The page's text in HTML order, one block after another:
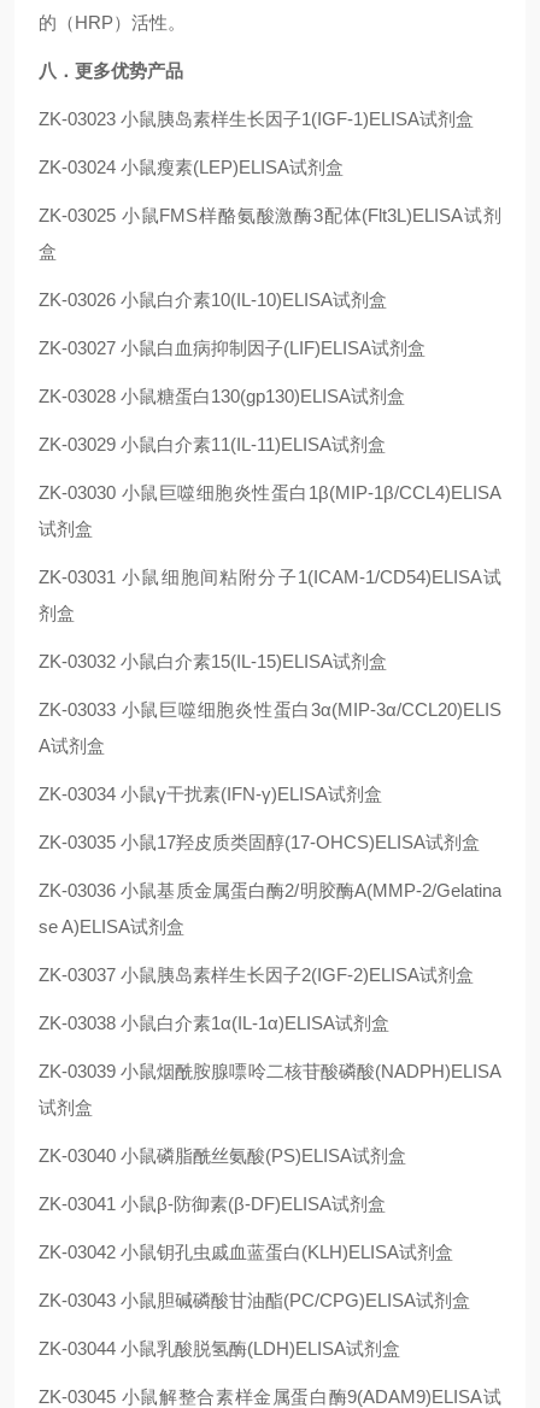
的（HRP）活性。
八．更多优势产品
ZK-03023 小鼠胰岛素样生长因子1(IGF-1)ELISA试剂盒
ZK-03024 小鼠瘦素(LEP)ELISA试剂盒
ZK-03025 小鼠FMS样酪氨酸激酶3配体(Flt3L)ELISA试剂
盒
ZK-03026 小鼠白介素10(IL-10)ELISA试剂盒
ZK-03027 小鼠白血病抑制因子(LIF)ELISA试剂盒
ZK-03028 小鼠糖蛋白130(gp130)ELISA试剂盒
ZK-03029 小鼠白介素11(IL-11)ELISA试剂盒
ZK-03030 小鼠巨噬细胞炎性蛋白1β(MIP-1β/CCL4)ELISA
试剂盒
ZK-03031 小鼠细胞间粘附分子1(ICAM-1/CD54)ELISA试
剂盒
ZK-03032 小鼠白介素15(IL-15)ELISA试剂盒
ZK-03033 小鼠巨噬细胞炎性蛋白3α(MIP-3α/CCL20)ELIS
A试剂盒
ZK-03034 小鼠γ干扰素(IFN-γ)ELISA试剂盒
ZK-03035 小鼠17羟皮质类固醇(17-OHCS)ELISA试剂盒
ZK-03036 小鼠基质金属蛋白酶2/明胶酶A(MMP-2/Gelatina
se A)ELISA试剂盒
ZK-03037 小鼠胰岛素样生长因子2(IGF-2)ELISA试剂盒
ZK-03038 小鼠白介素1α(IL-1α)ELISA试剂盒
ZK-03039 小鼠烟酰胺腺嘌呤二核苷酸磷酸(NADPH)ELISA
试剂盒
ZK-03040 小鼠磷脂酰丝氨酸(PS)ELISA试剂盒
ZK-03041 小鼠β-防御素(β-DF)ELISA试剂盒
ZK-03042 小鼠钥孔虫戚血蓝蛋白(KLH)ELISA试剂盒
ZK-03043 小鼠胆碱磷酸甘油酯(PC/CPG)ELISA试剂盒
ZK-03044 小鼠乳酸脱氢酶(LDH)ELISA试剂盒
ZK-03045 小鼠解整合素样金属蛋白酶9(ADAM9)ELISA试